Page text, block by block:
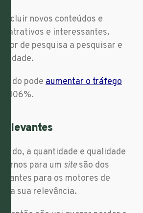
incluir novos conteúdos e
atrativos e interessantes.
de pesquisa a pesquisar e
pode aumentar o tráfego
106%.
relevantes
a quantidade e qualidade
para um sitesão dos
para os motores de
a sua relevância.